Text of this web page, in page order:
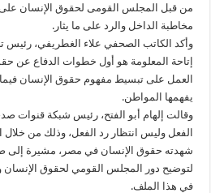
من قبل المجلس القومى لحقوق الإنسان على
مخاطبة الداخل والرد على ما يثار.
وأكد الكاتب الصحفي علاء الغطريفي، رئيس
إتاحة المعلومة هو أول خطوات الدفاع عن
العمل على تبسيط مفهوم حقوق الإنسان
يفهمها المواطن.
وقالت إلهام أبو الفتح، رئيس شبكة قنوات
الفعل وليس انتظار رد الفعل، وذلك من خلال
شهدته حقوق الإنسان في مصر، مشيرة إلى
لتوضيح دور المجلس القومي لحقوق الإنسان
في هذا الملف.